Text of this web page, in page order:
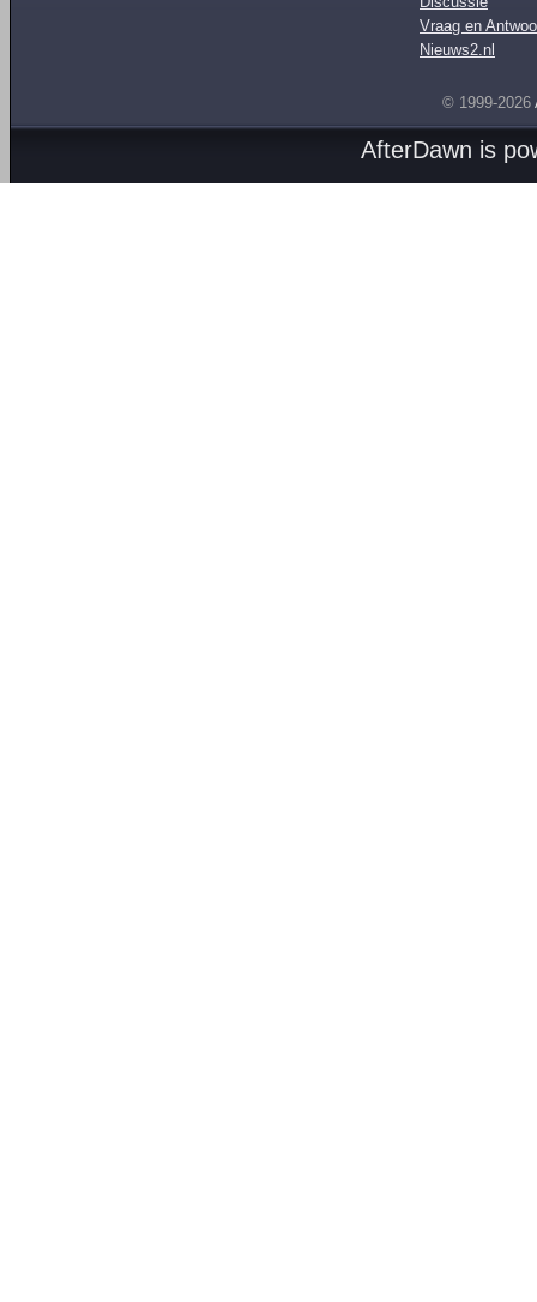
Vraag en
Nieuws2.nl
© 1999-2026
AfterDawn is